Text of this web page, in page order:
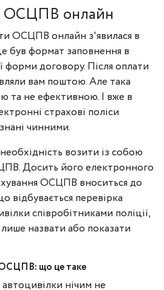
ОСЦПВ онлайн
ОСЦПВ онлайн з'явилася в
був формат заповнення в
форми договору. Після оплати
вам поштою. Але така
та не ефективною. І вже в
страхові поліси
чинними.
возити із собою
Досить його електронного
ОСЦПВ вноситься до
відбувається перевірка
співробітниками поліції,
назвати або показати
що це таке
нічим не